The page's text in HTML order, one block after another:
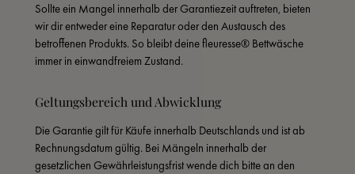
Sollte ein Mangel innerhalb der Garantiezeit auftreten, bieten
wir dir entweder eine Reparatur oder den Austausch des
betroffenen Produkts. So bleibt deine fleuresse® Bettwäsche
immer in einwandfreiem Zustand.
Geltungsbereich und Abwicklung
Die Garantie gilt für Käufe innerhalb Deutschlands und ist ab
Rechnungsdatum gültig. Bei Mängeln innerhalb der
gesetzlichen Gewährleistungsfrist wende dich bitte an den